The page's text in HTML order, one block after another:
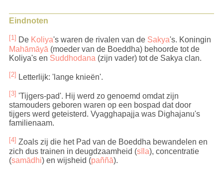
Eindnoten
[1] De Koliya's waren de rivalen van de Sakya's. Koningin
Mahāmāyā (moeder van de Boeddha) behoorde tot de
Koliya's en Suddhodana (zijn vader) tot de Sakya clan.
[2] Letterlijk: 'lange knieën'.
[3] 'Tijgers-pad'. Hij werd zo genoemd omdat zijn
stamouders geboren waren op een bospad dat door
tijgers werd geteisterd. Vyagghapajja was Dighajanu's
familienaam.
[4] Zoals zij die het Pad van de Boeddha bewandelen en
zich dus trainen in deugdzaamheid (sīla), concentratie
(samādhi) en wijsheid (paññā).